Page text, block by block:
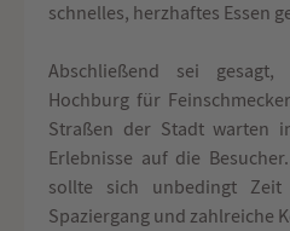
schnelles, herzhaftes Essen
Abschließend sei
Hochburg für
Straßen der Stadt warten
Erlebnisse auf die
sollte sich unbedingt
Spaziergang und zahlreiche